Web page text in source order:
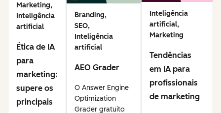
Marketing,
Inteligência
artificial
Ética de IA
para
marketing:
supere os
principais
Branding,
SEO,
Inteligência
artificial
AEO Grader
O Answer Engine
Optimization
Grader gratuito
Inteligência
artificial,
Marketing
Tendências
em IA para
profissionais
de marketing